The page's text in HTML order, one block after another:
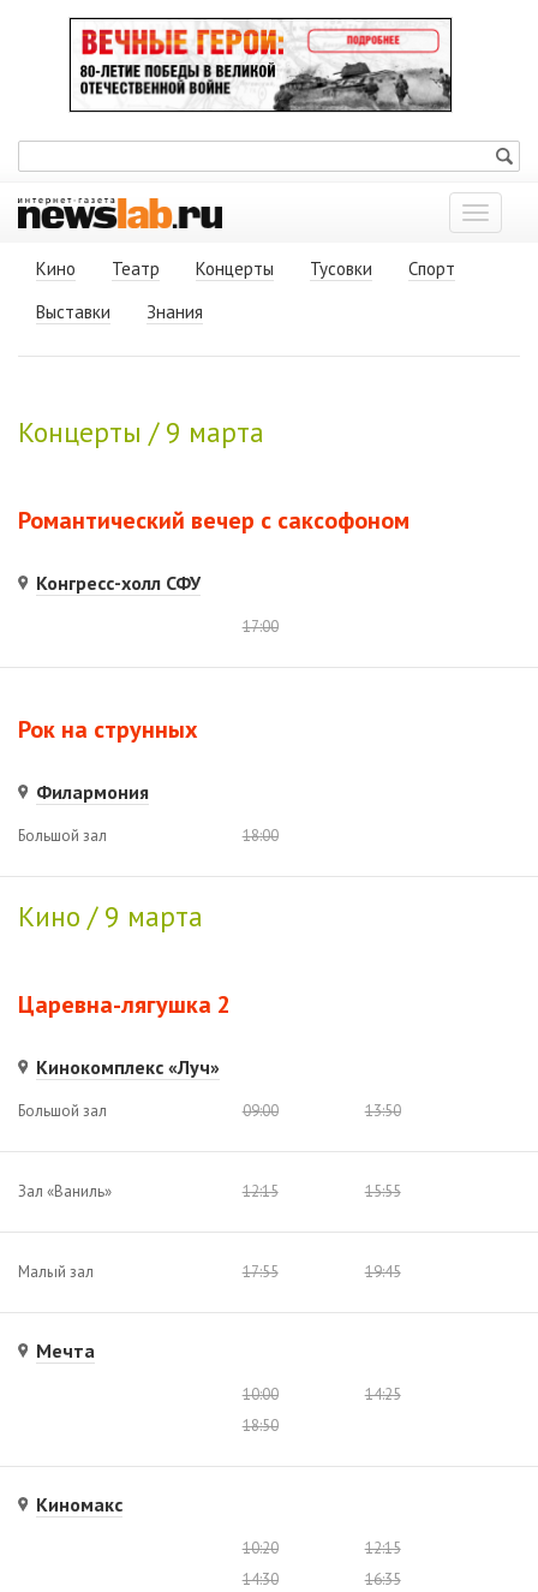
Показать
меню
Кино
Театр Концерты Тусовки
Спорт
Выставки
Знания
Концерты / 9 марта
Романтический вечер с саксофоном
Конгресс-холл СФУ
17:00
Рок на струнных
Филармония
Большой зал 18:00
Кино / 9 марта
Царевна-лягушка 2
Кинокомплекс «Луч»
Большой зал 09:00 13:50
Зал «Ваниль» 12:15 15:55
Малый зал 17:55 19:45
Мечта
10:00
14:25
18:50
Киномакс
10:20
12:15
14:30
16:35